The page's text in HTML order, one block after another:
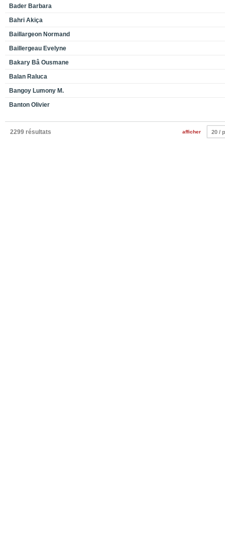
Bader Barbara
Bahri Akiça
Baillargeon Normand
Baillergeau Evelyne
Bakary Bâ Ousmane
Balan Raluca
Bangoy Lumony M.
Banton Olivier
2299 résultats afficher 20 /